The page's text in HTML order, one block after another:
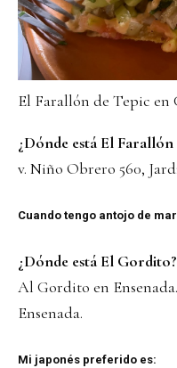
El Farallón de Tepic en
¿Dónde está El Farallón
v. Niño Obrero 560,
Cuando tengo antojo de
¿Dónde está El Gordito?
Al Gordito en
Ensenada.
Mi japonés preferido es: